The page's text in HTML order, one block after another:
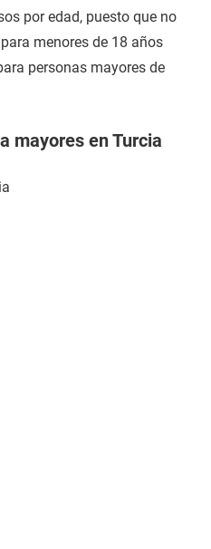
por edad, puesto que no
menores de 18 años
personas mayores de
mayores en Turcia